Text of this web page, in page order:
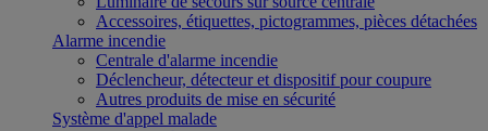
Accessoires, étiquettes, pictogrammes, pièces détachées
Alarme incendie
Centrale d'alarme incendie
Déclencheur, détecteur et dispositif pour coupure
Autres produits de mise en sécurité
Système d'appel malade